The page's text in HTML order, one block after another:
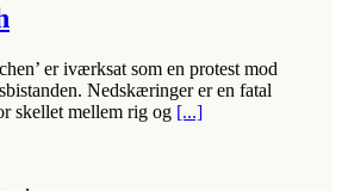
er iværksat som en protest mod
Nedskæringer er en fatal
skellet mellem rig og [...]